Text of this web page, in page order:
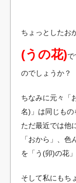
ちょっとしたお
(うの花)
のでしょうか？
ちなみに元々「
名)」は同じもの
ただ最近では他
「おから」、
を「う(卯)の花
そして私にもち